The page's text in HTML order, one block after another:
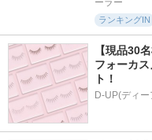
ーラー
ランキングIN
【現品30
フォーカ
ト！
D-UP(ディ